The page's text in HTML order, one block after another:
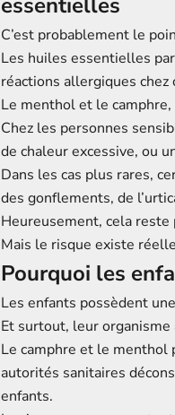
C’est probablement le
Les huiles essentielles
réactions allergiques chez
Le menthol et le
Chez les personnes
de chaleur excessive, ou
Dans les cas plus rares,
des gonflements, de
Heureusement, cela reste
Mais le risque existe
Pourquoi les
Les enfants possèdent
Et surtout, leur organisme
Le camphre et le menthol
autorités sanitaires
enfants.